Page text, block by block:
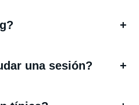
+
una sesión? +